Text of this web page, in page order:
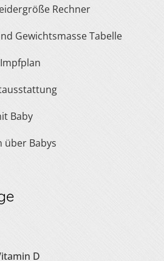
Rechner
Gewichtsmasse Tabelle
Baby
über Babys
D